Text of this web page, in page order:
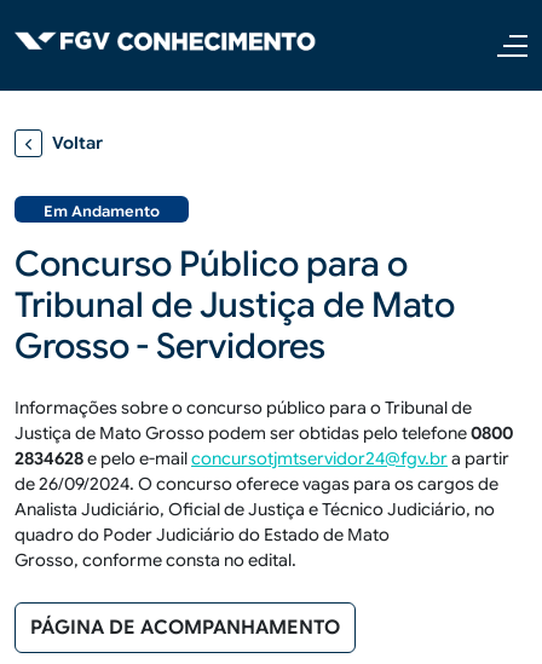
Voltar
Em Andamento
Concurso Público para o
Tribunal de Justiça de Mato
Grosso - Servidores
Informações sobre o concurso público para o Tribunal de
Justiça de Mato Grosso podem ser obtidas pelo telefone0800
2834628e pelo e-mailconcursotjmtservidor24@fgv.bra partir
de 26/09/2024. O concurso oferece vagas para os cargos de
Analista Judiciário, Oficial de Justiça e Técnico Judiciário, no
quadro do Poder Judiciário do Estado de Mato
Grosso, conforme consta no edital.
PÁGINA DE ACOMPANHAMENTO